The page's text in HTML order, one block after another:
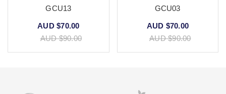
GCU13
AUD $70.00
AUD $90.00
GCU03
AUD $70.00
AUD $90.00